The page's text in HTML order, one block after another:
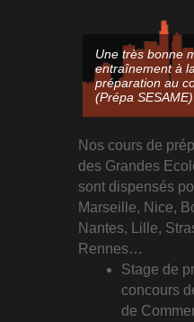
Une très bonne
entraînement à
préparation au
(Prépa SESAME)
Nos cours de
des Grandes
sont dispensés
Marseille, Nice,
Nantes, Lille,
Rennes…
Stage de
concours
de